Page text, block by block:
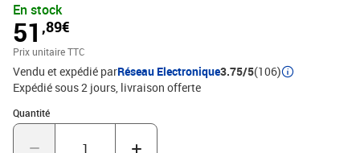
exceptionnelle avec une surface lisse et présente également
résistance, stabilité et résistance à l'humidité.Design peu
encombrant : l'étagère d'angle peut être fixée au mur pour ajouter
de l'espace de rangement supplémentaire. De cette façon, vous
pouvez maximiser votre espace au sol et garder la zone
propre.Fonction décorative et pratique : avec un design unique,
l’étagère murale sert d'accessoire décoratif innovant. Vous pouvez
stocker des articles et afficher vos décorations préférées telles que
des récompenses, des livres, des ornements, etc. Bon à savoir :Les
En stock
51 ,89€
Prix unitaire TTC
Vendu et expédié parRéseau Electronique3.75/5(106)
Expédié sous 2 jours livraison offerte
Quantité
Quantité : 1